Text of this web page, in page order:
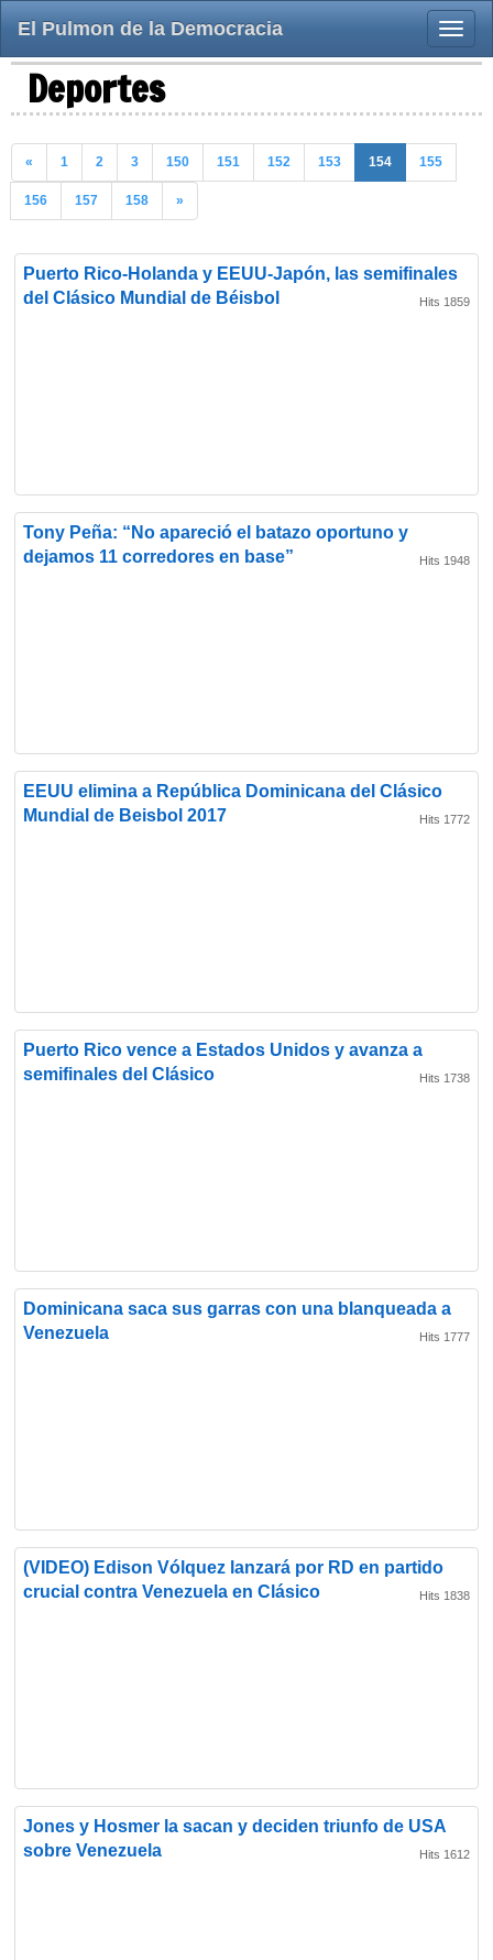
Toggle
El Pulmon de la Democracia
Deportes
« 1 2 3 150 151 152 153 154 155
156 157 158 »
Puerto Rico-Holanda y EEUU-Japón, las semifinales
del Clásico Mundial de Béisbol
Hits 1859
Tony Peña: “No apareció el batazo oportuno y
dejamos 11 corredores en base”
Hits 1948
EEUU elimina a República Dominicana del Clásico
Mundial de Beisbol 2017
Hits 1772
Puerto Rico vence a Estados Unidos y avanza a
semifinales del Clásico
Hits 1738
Dominicana saca sus garras con una blanqueada a
Venezuela
Hits 1777
(VIDEO) Edison Vólquez lanzará por RD en partido
crucial contra Venezuela en Clásico
Hits 1838
Jones y Hosmer la sacan y deciden triunfo de USA
sobre Venezuela
Hits 1612